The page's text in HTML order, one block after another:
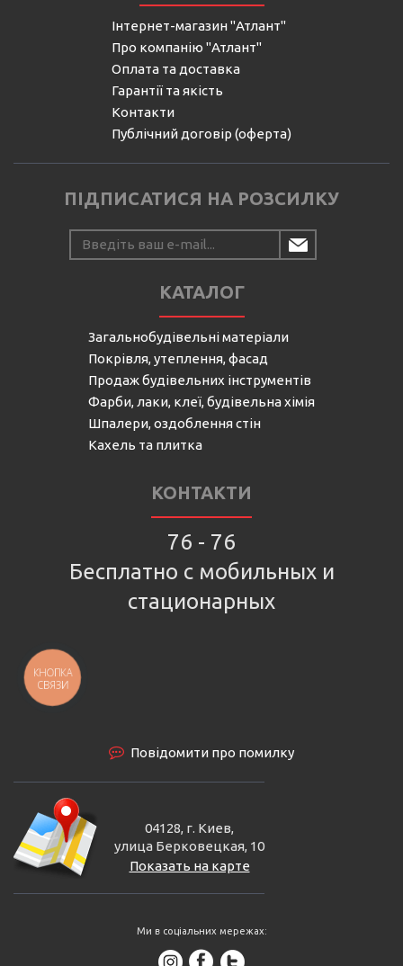
Інтернет-магазин "Атлант"
Про компанію "Атлант"
Оплата та доставка
Гарантії та якість
Контакти
Публічний договір (оферта)
ПІДПИСАТИСЯ НА РОЗСИЛКУ
КАТАЛОГ
Загальнобудівельні матеріали
Покрівля, утеплення, фасад
Продаж будівельних інструментів
Фарби, лаки, клеї, будівельна хімія
Шпалери, оздоблення стін
Кахель та плитка
КОНТАКТИ
76 - 76
Бесплатно с мобильных и
стационарных
Повідомити про помилку
04128, г. Киев,
улица Берковецкая, 10
Показать на карте
Ми в соціальних мережах:
КНОПКА
СВЯЗИ